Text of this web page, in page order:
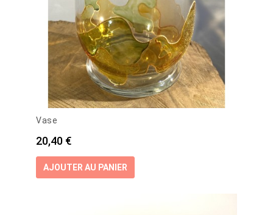
Vase
Prix
20,40 €
AJOUTER AU PANIER